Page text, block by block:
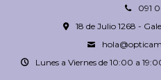
091
18 de Julio 1268 -
Lunes a Viernes de 10:00 a